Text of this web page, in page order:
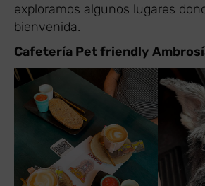
exploramos algunos lugares
bienvenida.
Cafetería Pet friendly